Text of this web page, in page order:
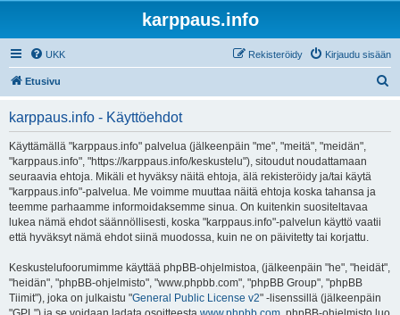
karppaus.info
UKK Kirjaudu sisään
Rekisteröidy
Etusivu
karppaus.info - Käyttöehdot
Käyttämällä "karppaus.info" palvelua (jälkeenpäin "me", "meitä", "meidän",
"karppaus.info", "https://karppaus.info/keskustelu"), sitoudut noudattamaan
seuraavia ehtoja. Mikäli et hyväksy näitä ehtoja, älä rekisteröidy ja/tai käytä
"karppaus.info"-palvelua. Me voimme muuttaa näitä ehtoja koska tahansa ja
teemme parhaamme informoidaksemme sinua. On kuitenkin suositeltavaa
lukea nämä ehdot säännöllisesti, koska "karppaus.info"-palvelun käyttö vaatii
että hyväksyt nämä ehdot siinä muodossa, kuin ne on päivitetty tai korjattu.
Keskustelufoorumimme käyttää phpBB-ohjelmistoa, (jälkeenpäin "he", "heidät",
"heidän", "phpBB-ohjelmisto", "www.phpbb.com", "phpBB Group", "phpBB
Tiimit"), joka on julkaistu "General Public License v2" -lisenssillä (jälkeenpäin